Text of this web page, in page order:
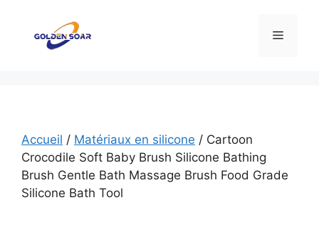
contenu
Menu
Accueil / Matériaux en silicone / Cartoon
Crocodile Soft Baby Brush Silicone Bathing
Brush Gentle Bath Massage Brush Food Grade
Silicone Bath Tool